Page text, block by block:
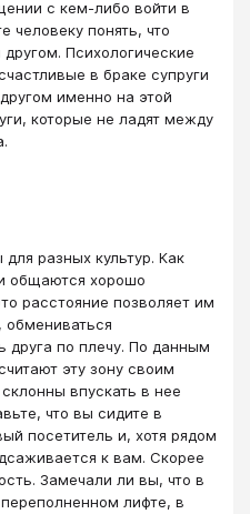
с кем-либо войти в
человеку понять, что
Психологические
в браке супруги
именно на этой
которые не ладят между
разных культур. Как
общаются хорошо
расстояние позволяет им
обмениваться
друга по плечу. По данным
эту зону своим
впускать в нее
что вы сидите в
посетитель и, хотя рядом
к вам. Скорее
Замечали ли вы, что в
лифте, в